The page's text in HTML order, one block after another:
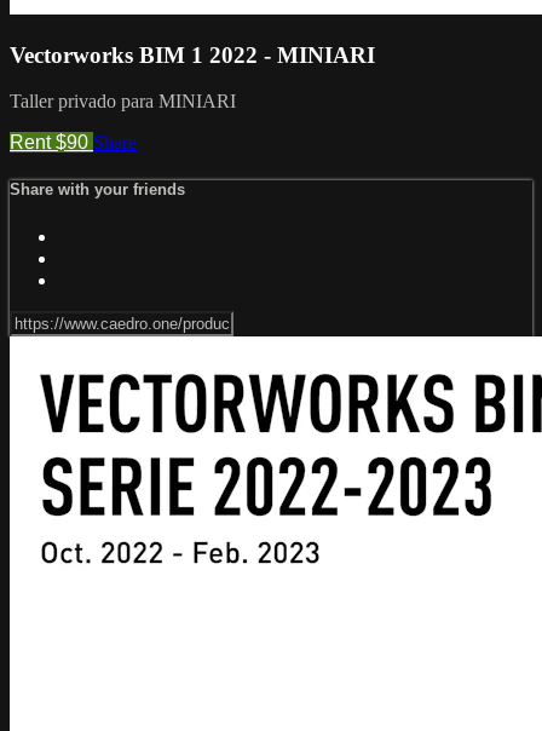
Vectorworks BIM 1 2022 - MINIARI
Taller privado para MINIARI
Rent $90 Share
Share with your friends